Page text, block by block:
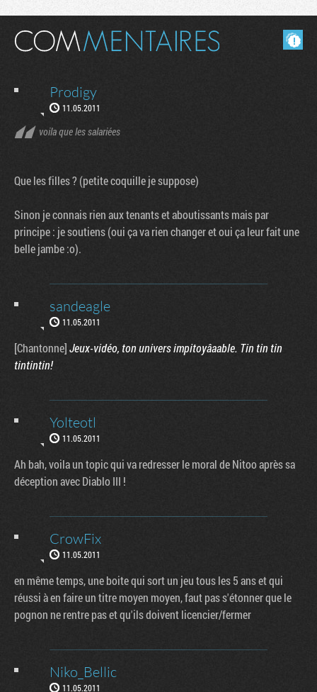
Masquer les commentaires lus.
Prodigy
11.05.2011
voila que les salariées
Que les filles ? (petite coquille je suppose)
Sinon je connais rien aux tenants et aboutissants mais par
principe : je soutiens (oui ça va rien changer et oui ça leur fait une
belle jambe :o).
sandeagle
11.05.2011
[Chantonne]Jeux-vidéo, ton univers impitoyâaable. Tin tin tin
tintintin!
Yolteotl
11.05.2011
Ah bah, voila un topic qui va redresser le moral de Nitoo après sa
déception avec Diablo III !
CrowFix
11.05.2011
en même temps, une boite qui sort un jeu tous les 5 ans et qui
réussi à en faire un titre moyen moyen, faut pas s'étonner que le
pognon ne rentre pas et qu'ils doivent licencier/fermer
Niko_Bellic
11.05.2011